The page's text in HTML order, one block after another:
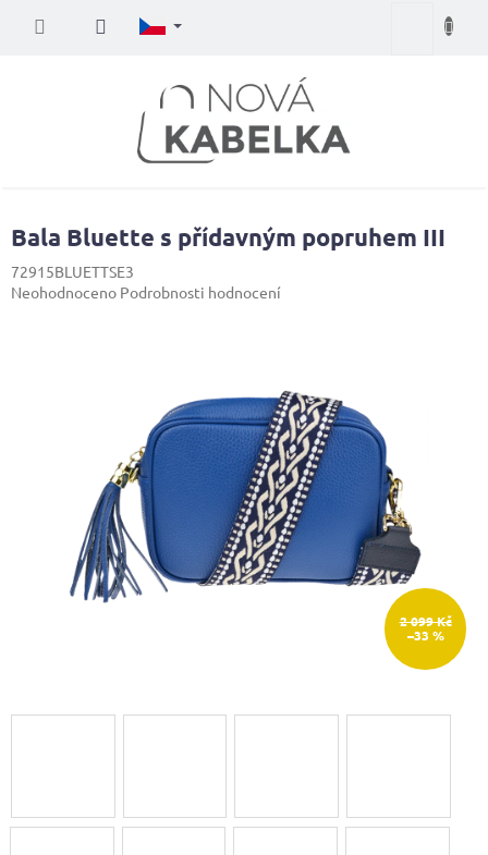
Nákupní
Bala Bluette s přídavným popruhem III
72915BLUETTSE3
Průměrné
Neohodnoceno Podrobnosti hodnocení
2 099 Kč
–33 %